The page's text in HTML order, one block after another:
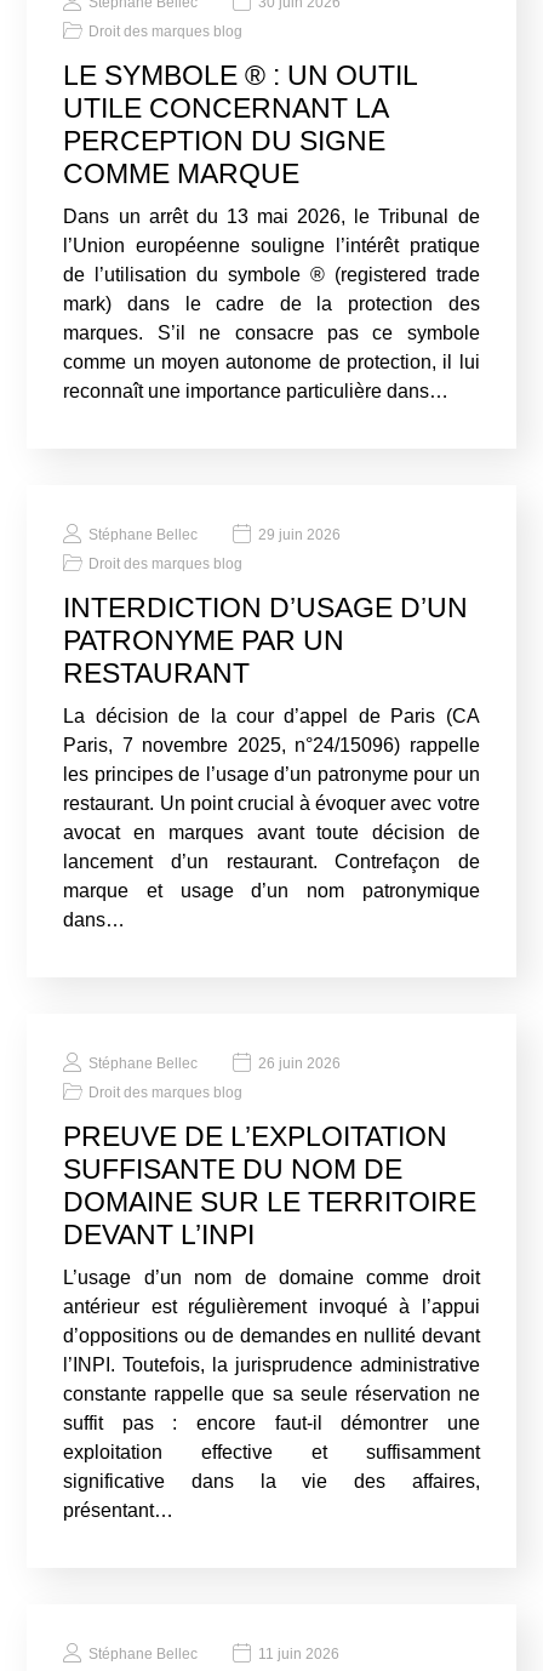
Droit des marques blog
LE SYMBOLE ® : UN OUTIL
UTILE CONCERNANT LA
PERCEPTION DU SIGNE
COMME MARQUE
Dans un arrêt du 13 mai 2026, le Tribunal de
l’Union européenne souligne l’intérêt pratique
de l’utilisation du symbole ® (registered trade
mark) dans le cadre de la protection des
marques. S’il ne consacre pas ce symbole
comme un moyen autonome de protection, il lui
reconnaît une importance particulière dans…
Stéphane Bellec
29 juin 2026
Droit des marques blog
INTERDICTION D’USAGE D’UN
PATRONYME PAR UN
RESTAURANT
La décision de la cour d’appel de Paris (CA
Paris, 7 novembre 2025, n°24/15096) rappelle
les principes de l’usage d’un patronyme pour un
restaurant. Un point crucial à évoquer avec votre
avocat en marques avant toute décision de
lancement d’un restaurant. Contrefaçon de
marque et usage d’un nom patronymique
dans…
Stéphane Bellec
26 juin 2026
Droit des marques blog
PREUVE DE L’EXPLOITATION
SUFFISANTE DU NOM DE
DOMAINE SUR LE TERRITOIRE
DEVANT L’INPI
L’usage d’un nom de domaine comme droit
antérieur est régulièrement invoqué à l’appui
d’oppositions ou de demandes en nullité devant
l’INPI. Toutefois, la jurisprudence administrative
constante rappelle que sa seule réservation ne
suffit pas : encore faut-il démontrer une
exploitation effective et suffisamment
significative dans la vie des affaires,
présentant…
Stéphane Bellec
11 juin 2026